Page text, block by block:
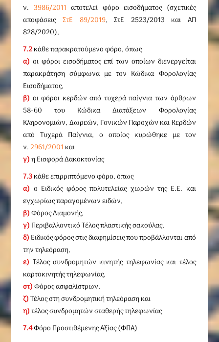
ν. 3986/2011 αποτελεί φόρο εισοδήματος (σχετικές
αποφάσεις ΣτΕ 89/2019, ΣτΕ 2523/2013 και ΑΠ
828/2020),
7.2κάθε παρακρατούμενο φόρο, όπως
α) οι φόροι εισοδήματος επί των οποίων διενεργείται
παρακράτηση σύμφωνα με τον Κώδικα Φορολογίας
Εισοδήματος,
β) οι φόροι κερδών από τυχερά παίγνια των άρθρων
58-60 του Κώδικα Διατάξεων Φορολογίας
Κληρονομιών, Δωρεών, Γονικών Παροχών και Κερδών
από Τυχερά Παίγνια, ο οποίος κυρώθηκε με τον
ν.2961/2001 και
γ)η Εισφορά Δακοκτονίας
7.3κάθε επιρριπτόμενο φόρο, όπως
α) ο Ειδικός φόρος πολυτελείας χωρών της Ε.Ε. και
εγχωρίως παραγομένων ειδών,
β)Φόρος Διαμονής,
γ) Περιβαλλοντικό Τέλος πλαστικής σακούλας,
δ) Ειδικός φόρος στις διαφημίσεις που προβάλλονται από
την τηλεόραση,
ε) Τέλος συνδρομητών κινητής τηλεφωνίας και τέλος
καρτοκινητής τηλεφωνίας,
στ)Φόρος ασφαλίστρων,
ζ)Τέλος στη συνδρομητική τηλεόραση και
η)τέλος συνδρομητών σταθερής τηλεφωνίας
7.4Φόρο Προστιθέμενης Αξίας (ΦΠΑ)